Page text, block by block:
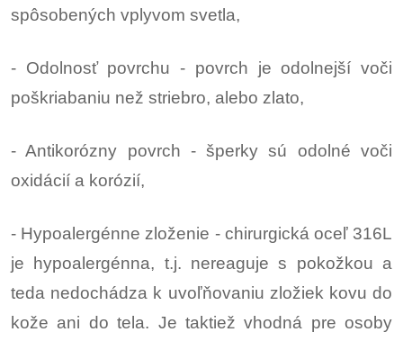
spôsobených vplyvom svetla,
- Odolnosť povrchu - povrch je odolnejší voči
poškriabaniu než striebro, alebo zlato,
- Antikorózny povrch - šperky sú odolné voči
oxidácií a korózií,
- Hypoalergénne zloženie - chirurgická oceľ 316L
je hypoalergénna, t.j. nereaguje s pokožkou a
teda nedochádza k uvoľňovaniu zložiek kovu do
kože ani do tela. Je taktiež vhodná pre osoby